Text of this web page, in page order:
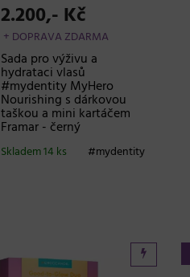
2.200,- Kč
+ DOPRAVA ZDARMA
Sada pro výživu a
hydrataci vlasů
#mydentity MyHero
Nourishing s dárkovou
taškou a mini kartáčem
Framar - černý
#mydentity
Skladem 14 ks